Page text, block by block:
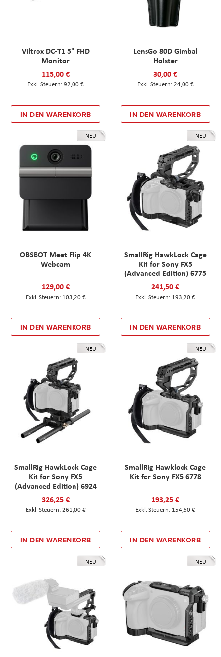
Viltrox DC-T1 5" FHD
Monitor
115,00 €
92,00 €
IN DEN WARENKORB
LensGo 80D Gimbal
Holster
30,00 €
24,00 €
IN DEN WARENKORB
NEU
OBSBOT Meet Flip 4K
Webcam
129,00 €
103,20 €
IN DEN WARENKORB
NEU
SmallRig HawkLock Cage
Kit for Sony FX5
(Advanced Edition) 6775
241,50 €
193,20 €
IN DEN WARENKORB
NEU
SmallRig HawkLock Cage
Kit for Sony FX5
(Advanced Edition) 6924
326,25 €
261,00 €
IN DEN WARENKORB
NEU
SmallRig Hawklock Cage
Kit for Sony FX5 6778
193,25 €
154,60 €
IN DEN WARENKORB
NEU NEU